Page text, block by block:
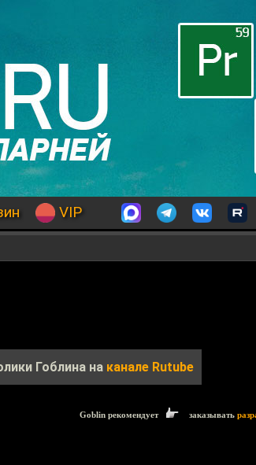
VIP
Гоблина на канале Rutube
Goblin рекомендует заказывать